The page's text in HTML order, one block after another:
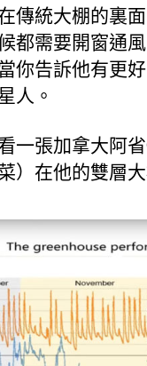
傳統大棚的裏
都需要開窗通
你告訴他有更
人。
一張加拿大阿
）在他的雙層